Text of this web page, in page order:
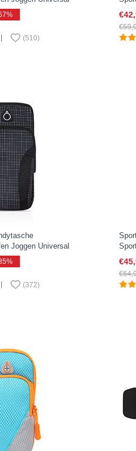
3 XL Blau
(510)
G03
€42,
€59,
Joggen Universal
3 XL Schwarz
(372)
A08
€45,
€64,